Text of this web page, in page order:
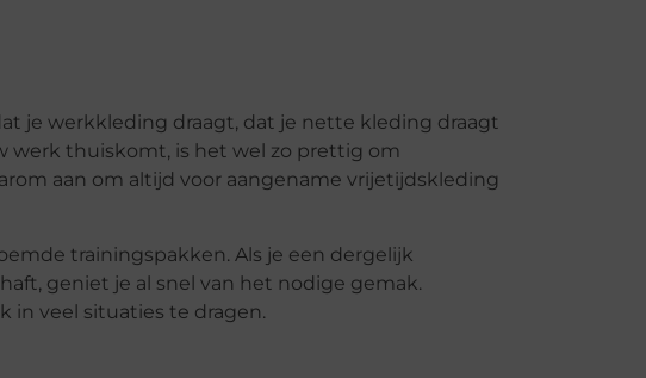
je werkkleding draagt, dat je nette kleding draagt
werk thuiskomt, is het wel zo prettig om
aan om altijd voor aangename vrijetijdskleding
trainingspakken. Als je een dergelijk
geniet je al snel van het nodige gemak.
in veel situaties te dragen.